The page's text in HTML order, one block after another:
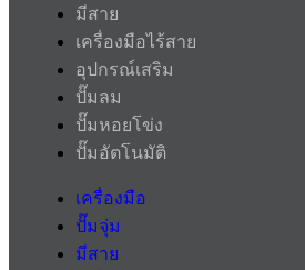
มีสาย
เครื่องมือไร้สาย
อุปกรณ์เสริม
ปั๊มลม
ปั๊มหอยโข่ง
ปั๊มอัตโนมัติ
เครื่องมือ
ปั๊มจุ่ม
มีสาย